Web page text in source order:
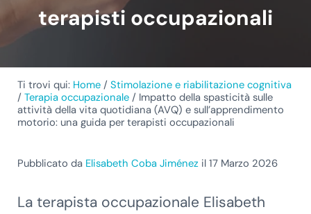
terapisti occupazionali
Ti trovi qui: Home / Stimolazione e riabilitazione cognitiva
/ Terapia occupazionale / Impatto della spasticità sulle
attività della vita quotidiana (AVQ) e sull’apprendimento
motorio: una guida per terapisti occupazionali
Pubblicato da Elisabeth Coba Jiménezil 17 Marzo 2026
La terapista occupazionale Elisabeth